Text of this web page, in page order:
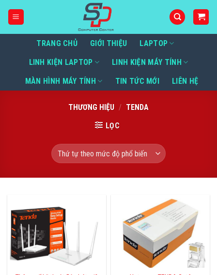
TRANG CHỦ GIỚI THIỆU LAPTOP
LINH KIỆN LAPTOP LINH KIỆN MÁY TÍNH
MÀN HÌNH MÁY TÍNH TIN TỨC MỚI LIÊN HỆ
THƯƠNG HIỆU / TENDA
LỌC